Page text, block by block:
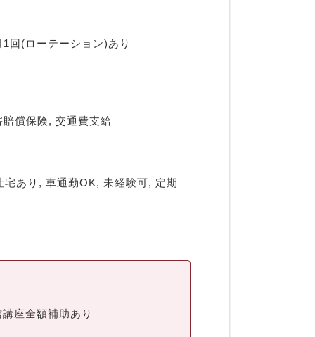
回(ローテーション)あり
賠償保険, 交通費支給
宅あり, 車通勤OK, 未経験可, 定期
座全額補助あり